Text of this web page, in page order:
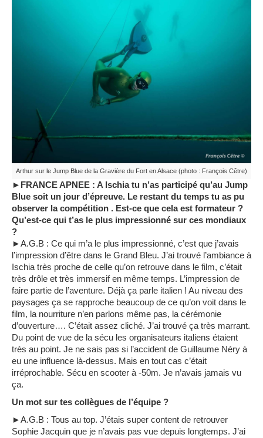
Arthur sur le Jump Blue de la Gravière du Fort en Alsace (photo : François Cêtre)
►FRANCE APNEE : A Ischia tu n’as participé qu’au Jump
Blue soit un jour d’épreuve. Le restant du temps tu as pu
observer la compétition . Est-ce que cela est formateur ?
Qu’est-ce qui t’as le plus impressionné sur ces mondiaux
?
►A.G.B : Ce qui m’a le plus impressionné, c’est que j’avais
l’impression d’être dans le Grand Bleu. J’ai trouvé l’ambiance à
Ischia très proche de celle qu’on retrouve dans le film, c’était
très drôle et très immersif en même temps. L’impression de
faire partie de l’aventure. Déjà ça parle italien ! Au niveau des
paysages ça se rapproche beaucoup de ce qu’on voit dans le
film, la nourriture n’en parlons même pas, la cérémonie
d’ouverture…. C’était assez cliché. J’ai trouvé ça très marrant.
Du point de vue de la sécu les organisateurs italiens étaient
très au point. Je ne sais pas si l’accident de Guillaume Néry à
eu une influence là-dessus. Mais en tout cas c’était
irréprochable. Sécu en scooter à -50m. Je n’avais jamais vu
ça.
Un mot sur tes collègues de l’équipe ?
►A.G.B : Tous au top. J’étais super content de retrouver
Sophie Jacquin que je n’avais pas vue depuis longtemps. J’ai